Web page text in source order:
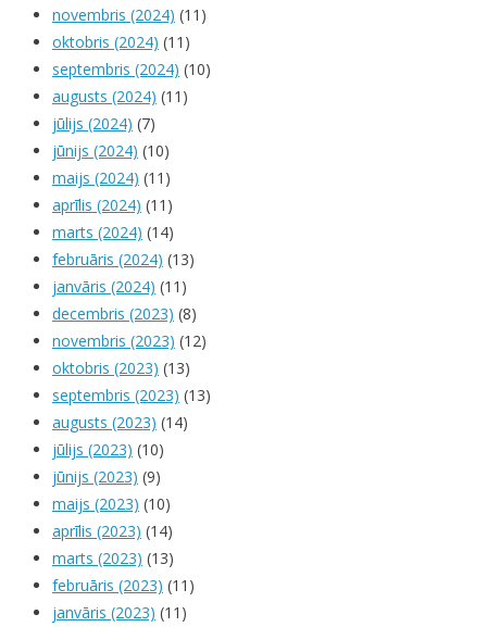
novembris (2024) (11)
oktobris (2024) (11)
septembris (2024) (10)
augusts (2024) (11)
jūlijs (2024) (7)
jūnijs (2024) (10)
maijs (2024) (11)
aprīlis (2024) (11)
marts (2024) (14)
februāris (2024) (13)
janvāris (2024) (11)
decembris (2023) (8)
novembris (2023) (12)
oktobris (2023) (13)
septembris (2023) (13)
augusts (2023) (14)
jūlijs (2023) (10)
jūnijs (2023) (9)
maijs (2023) (10)
aprīlis (2023) (14)
marts (2023) (13)
februāris (2023) (11)
janvāris (2023) (11)